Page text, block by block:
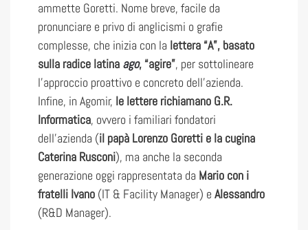
ammette Goretti. Nome breve, facile da
pronunciare e privo di anglicismi o grafie
complesse, che inizia con la lettera “A”, basato
sulla radice latina ago, “agire”, per sottolineare
l’approccio proattivo e concreto dell’azienda.
Infine, in Agomir, le lettere richiamano G.R.
Informatica, ovvero i familiari fondatori
dell’azienda (il papà Lorenzo Goretti e la cugina
Caterina Rusconi), ma anche la seconda
generazione oggi rappresentata da Mario con i
fratelli Ivano (IT & Facility Manager) e Alessandro
(R&D Manager).